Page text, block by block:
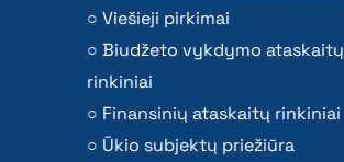
Viešieji pirkimai
Biudžeto vykdymo ataskaitų
rinkiniai
Finansinių ataskaitų rinkiniai
Ūkio subjektų priežiūra